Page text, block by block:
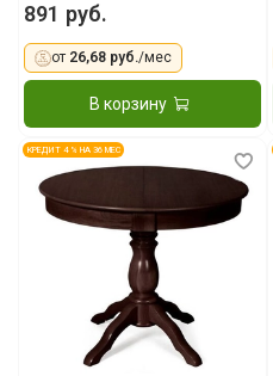
891 руб.
от 26,68 руб./мес
В корзину
КРЕДИТ 4 % НА 36 МЕС